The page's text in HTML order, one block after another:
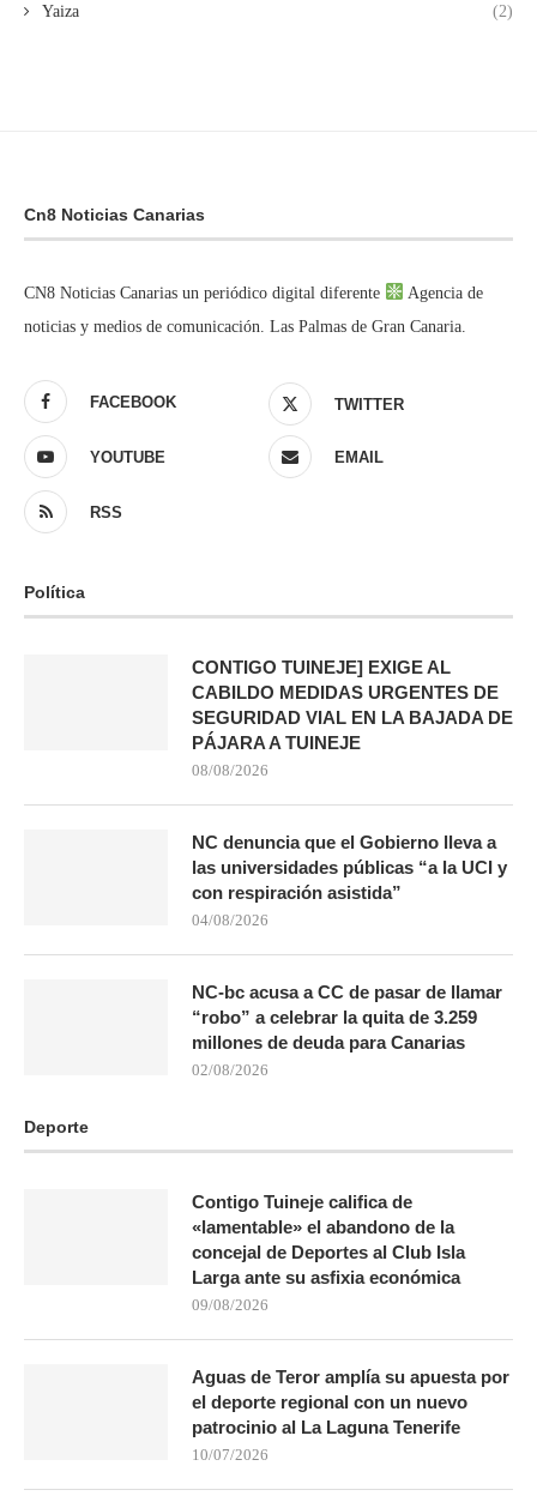
Yaiza (2)
Cn8 Noticias Canarias
CN8 Noticias Canarias un periódico digital diferente
Agencia de
noticias y medios de comunicación. Las Palmas de Gran Canaria.
FACEBOOK TWITTER
YOUTUBE EMAIL
RSS
Política
CONTIGO TUINEJE] EXIGE AL
CABILDO MEDIDAS URGENTES DE
SEGURIDAD VIAL EN LA BAJADA DE
PÁJARA A TUINEJE
08/08/2026
NC denuncia que el Gobierno lleva a
las universidades públicas “a la UCI y
con respiración asistida”
04/08/2026
NC-bc acusa a CC de pasar de llamar
“robo” a celebrar la quita de 3.259
millones de deuda para Canarias
02/08/2026
Deporte
Contigo Tuineje califica de
«lamentable» el abandono de la
concejal de Deportes al Club Isla
Larga ante su asfixia económica
09/08/2026
Aguas de Teror amplía su apuesta por
el deporte regional con un nuevo
patrocinio al La Laguna Tenerife
10/07/2026